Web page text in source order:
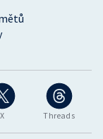
X Threads